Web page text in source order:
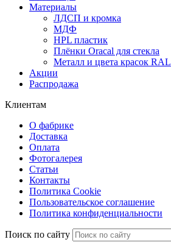
Материалы
ЛДСП и кромка
МДФ
HPL пластик
Плёнки Oracal для стекла
Металл и цвета красок RAL
Акции
Распродажа
Клиентам
О фабрике
Доставка
Оплата
Фотогалерея
Статьи
Контакты
Политика Cookie
Пользовательское соглашение
Политика конфиденциальности
Поиск по сайту